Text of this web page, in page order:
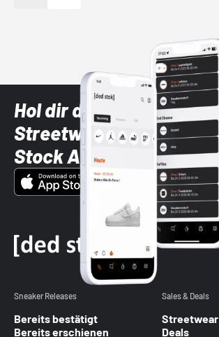
Hol dir die neuesten
Streetwear-Brands mit
Stock App
Sneaker Releases
Bereits bestätigt
Bereits erschienen
Sales & Deals
Streetwear
Deals